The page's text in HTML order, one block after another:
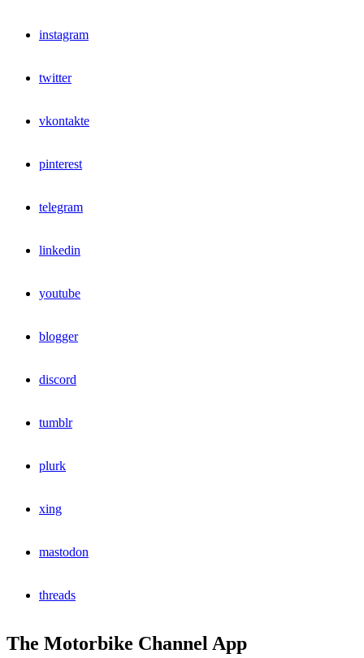
instagram
twitter
vkontakte
pinterest
telegram
linkedin
youtube
blogger
discord
tumblr
plurk
xing
mastodon
threads
The Motorbike Channel App